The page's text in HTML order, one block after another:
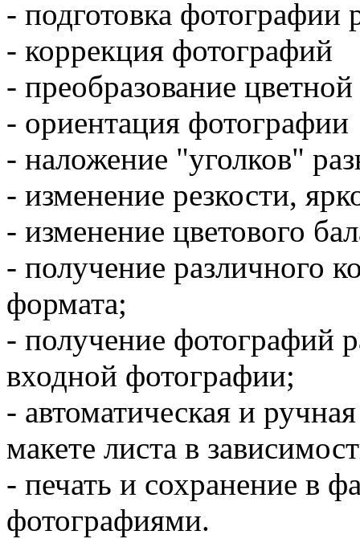
- подготовка фотографии
- коррекция фотографий
- преобразование
- ориентация фотографии
- наложение "уголков"
- изменение резкости,
- изменение цветового
- получение различного
формата;
- получение фотографий
входной фотографии;
- автоматическая и
макете листа в
- печать и сохранение в
фотографиями.